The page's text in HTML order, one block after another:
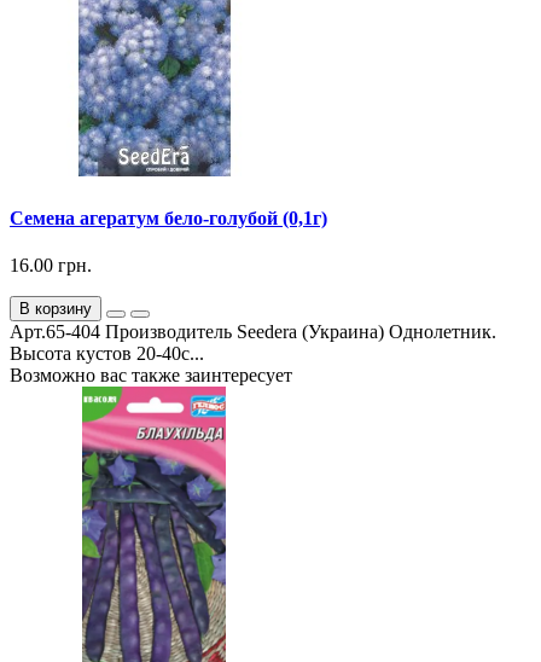
Семена агератум бело-голубой (0,1г)
16.00 грн.
В корзину
Арт.65-404 Производитель Seedera (Украина) Однолетник.
Высота кустов 20-40с...
Возможно вас также заинтересует